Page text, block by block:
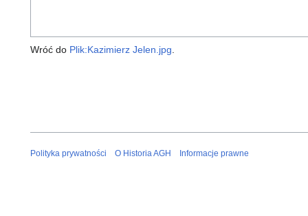
Wróć do Plik:Kazimierz Jelen.jpg
Polityka prywatności O Historia AGH Informacje prawne